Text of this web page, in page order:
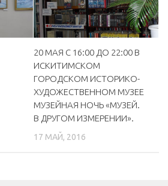
20 МАЯ С 16:00 ДО 22:00 В
ИСКИТИМСКОМ
ГОРОДСКОМ ИСТОРИКО-
ХУДОЖЕСТВЕННОМ МУЗЕЕ
МУЗЕЙНАЯ НОЧЬ «МУЗЕЙ.
В ДРУГОМ ИЗМЕРЕНИИ».
17 МАЙ, 2016